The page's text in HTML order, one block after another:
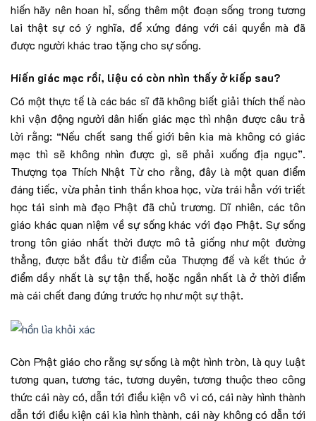
hiến hãy nên hoan hỉ, sống thêm một đoạn sống trong tương
lai thật sự có ý nghĩa, để xứng đáng với cái quyền mà đã
được người khác trao tặng cho sự sống.
Hiến giác mạc rồi, liệu có còn nhìn thấy ở kiếp sau?
Có một thực tế là các bác sĩ đã không biết giải thích thế nào
khi vận động người dân hiến giác mạc thì nhận được câu trả
lời rằng: “Nếu chết sang thế giới bên kia mà không có giác
mạc thì sẽ không nhìn được gì, sẽ phải xuống địa ngục”.
Thượng tọa Thích Nhật Từ cho rằng, đây là một quan điểm
đáng tiếc, vừa phản tinh thần khoa học, vừa trái hẳn với triết
học tái sinh mà đạo Phật đã chủ trương. Dĩ nhiên, các tôn
giáo khác quan niệm về sự sống khác với đạo Phật. Sự sống
trong tôn giáo nhất thời được mô tả giống như một đường
thẳng, được bắt đầu từ điểm của Thượng đế và kết thúc ở
điểm dầy nhất là sự tận thế, hoặc ngắn nhất là ở thời điểm
mà cái chết đang đứng trước họ như một sự thật.
Còn Phật giáo cho rằng sự sống là một hình tròn, là quy luật
tương quan, tương tác, tương duyên, tương thuộc theo công
thức cái này có, dẫn tới điều kiện vô vi có, cái này hình thành
dẫn tới điều kiện cái kia hình thành, cái này không có dẫn tới